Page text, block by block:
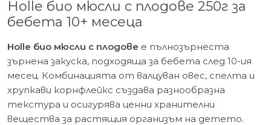
Holle био мюсли с плодове 250г за
бебета 10+ месеца
Holle био мюсли с плодове е пълнозърнеста
зърнена закуска, подходяща за бебета след 10-ия
месец. Комбинацията от валцуван овес, спелта и
хрупкави корнфлейкс създава разнообразна
текстура и осигурява ценни хранителни
вещества за растящия организъм на детето.